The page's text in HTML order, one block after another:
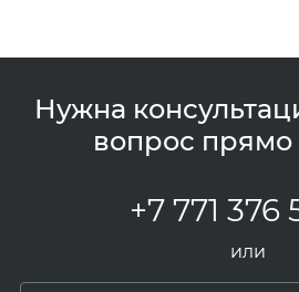
Нужна
вопрос прямо
+7 771 376
или